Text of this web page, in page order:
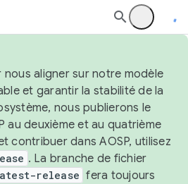
aligner sur notre modèle
et garantir la stabilité de la
nous publierons le
au deuxième et au quatrième
contribuer dans AOSP, utilisez
. La branche de fichier
release fera toujours